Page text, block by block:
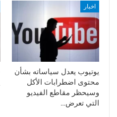
اخبار
يوتيوب يعدل سياساته بشأن
محتوى اضطرابات الأكل
وسيحظر مقاطع الفيديو
التي تعرض…